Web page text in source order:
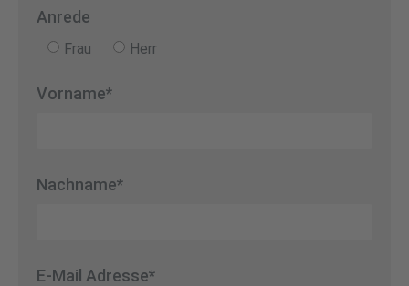
Anrede
Frau Herr
Vorname*
Nachname*
E-Mail Adresse*